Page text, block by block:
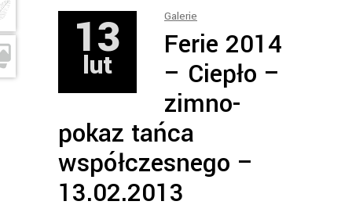
13
lut
Galerie
Ferie 2014
– Ciepło –
zimno-
pokaz tańca
współczesnego –
13.02.2013